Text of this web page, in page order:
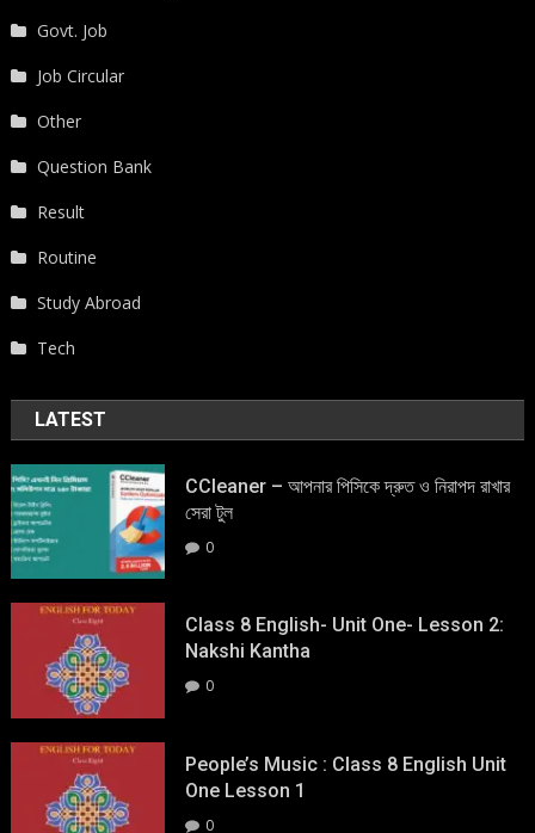
Govt. Job
Job Circular
Other
Question Bank
Result
Routine
Study Abroad
Tech
LATEST
CCleaner – আপনার পিসিকে দ্রুত ও নিরাপদ রাখার
সেরা টুল
0
Class 8 English- Unit One- Lesson 2:
Nakshi Kantha
0
People’s Music : Class 8 English Unit
One Lesson 1
0